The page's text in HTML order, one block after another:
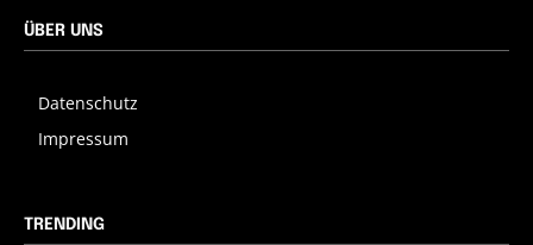
ÜBER UNS
Datenschutz
Impressum
TRENDING